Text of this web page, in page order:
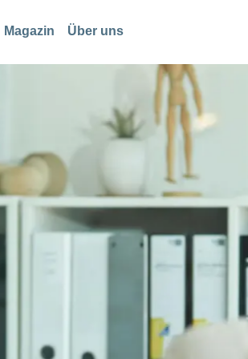
Magazin Über uns